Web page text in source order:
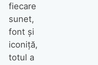
fiecare
sunet,
font și
iconiță,
totul a